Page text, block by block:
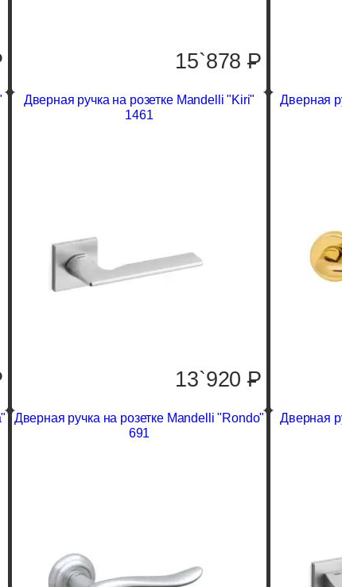
15`878P
Дверная ручка на розетке Mandelli "Kiri"
1461
13`920P
Дверная
Дверная ручка на розетке Mandelli "Rondo"
691
Дверная